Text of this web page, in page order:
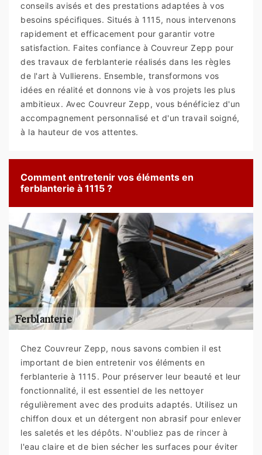
conseils avisés et des prestations adaptées à vos
besoins spécifiques. Situés à 1115, nous intervenons
rapidement et efficacement pour garantir votre
satisfaction. Faites confiance à Couvreur Zepp pour
des travaux de ferblanterie réalisés dans les règles
de l'art à Vullierens. Ensemble, transformons vos
idées en réalité et donnons vie à vos projets les plus
ambitieux. Avec Couvreur Zepp, vous bénéficiez d'un
accompagnement personnalisé et d'un travail soigné,
à la hauteur de vos attentes.
Comment entretenir vos éléments en
ferblanterie à 1115 ?
Chez Couvreur Zepp, nous savons combien il est
important de bien entretenir vos éléments en
ferblanterie à 1115. Pour préserver leur beauté et leur
fonctionnalité, il est essentiel de les nettoyer
régulièrement avec des produits adaptés. Utilisez un
chiffon doux et un détergent non abrasif pour enlever
les saletés et les dépôts. N'oubliez pas de rincer à
l'eau claire et de bien sécher les surfaces pour éviter